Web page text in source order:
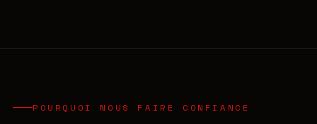
POURQUOI NOUS FAIRE CONFIANCE